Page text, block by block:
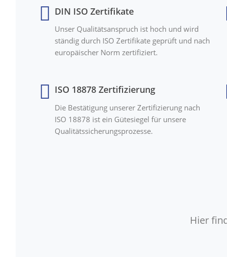
DIN ISO Zertifikate
Unser Qualitätsanspruch ist hoch und wird
ständig durch ISO Zertifikate geprüft und nach
europäischer Norm zertifiziert.
ISO 18878 Zertifizierung
Die Bestätigung unserer Zertifizierung nach
ISO 18878 ist ein Gütesiegel für unsere
Qualitätssicherungsprozesse.
Hier